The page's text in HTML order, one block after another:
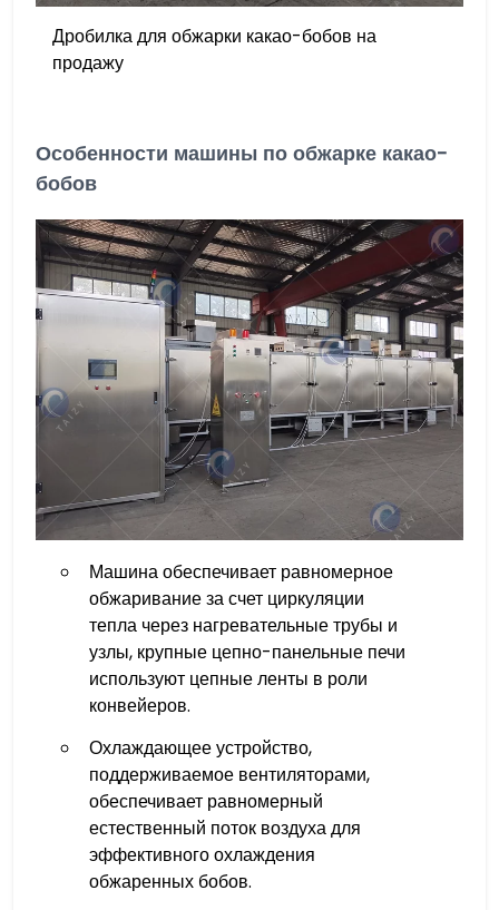
Дробилка для обжарки какао-бобов на
продажу
Особенности машины по обжарке какао-
бобов
Машина обеспечивает равномерное
обжаривание за счет циркуляции
тепла через нагревательные трубы и
узлы, крупные цепно-панельные печи
используют цепные ленты в роли
конвейеров.
Охлаждающее устройство,
поддерживаемое вентиляторами,
обеспечивает равномерный
естественный поток воздуха для
эффективного охлаждения
обжаренных бобов.